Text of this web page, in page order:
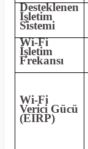
Desteklenen
İşletim
Sistemi
Wi-Fi
İşletim
Frekansı
Wi-Fi
Verici Gücü
(EIRP)